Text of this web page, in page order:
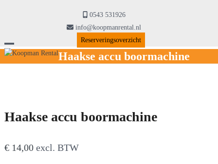
0543 531926
info@koopmanrental.nl
Reserveringsoverzicht
Open
Close
Haakse accu boormachine
Haakse accu boormachine
€14,00excl. BTW